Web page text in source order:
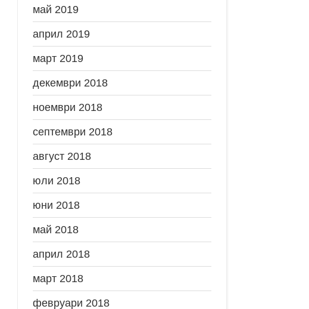
май 2019
април 2019
март 2019
декември 2018
ноември 2018
септември 2018
август 2018
юли 2018
юни 2018
май 2018
април 2018
март 2018
февруари 2018